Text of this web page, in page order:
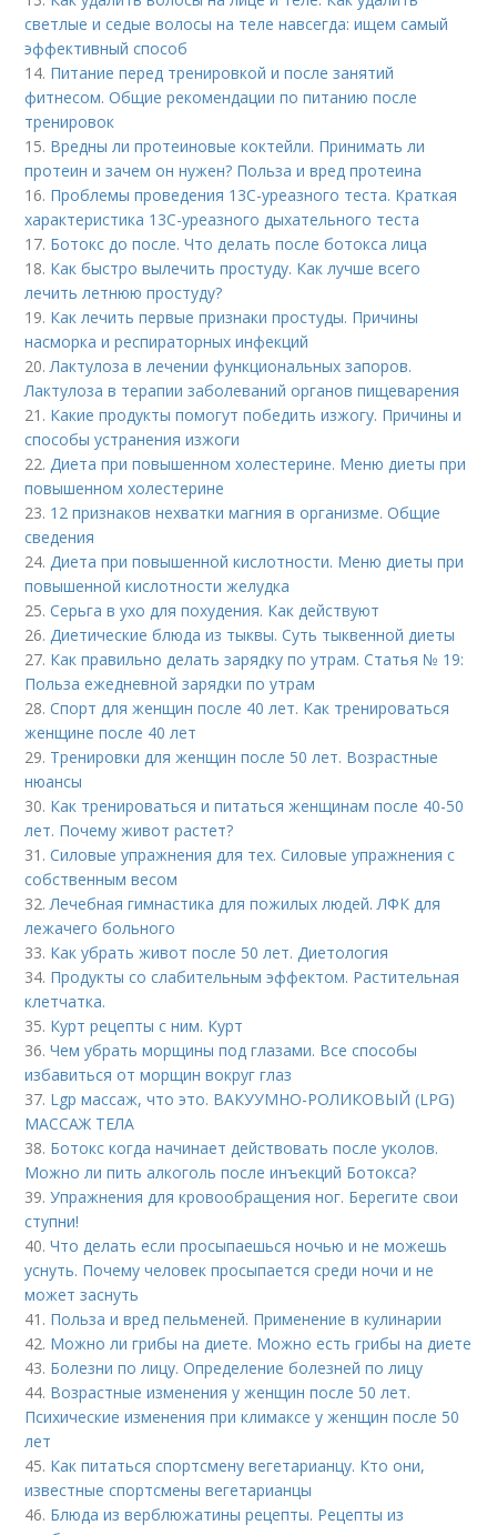
светлые и седые волосы на теле навсегда: ищем самый
эффективный способ
14. Питание перед тренировкой и после занятий
фитнесом. Общие рекомендации по питанию после
тренировок
15. Вредны ли протеиновые коктейли. Принимать ли
протеин и зачем он нужен? Польза и вред протеина
16. Проблемы проведения 13С-уреазного теста. Краткая
характеристика 13С-уреазного дыхательного теста
17. Ботокс до после. Что делать после ботокса лица
18. Как быстро вылечить простуду. Как лучше всего
лечить летнюю простуду?
19. Как лечить первые признаки простуды. Причины
насморка и респираторных инфекций
20.Лактулоза в лечении функциональных запоров.
Лактулоза в терапии заболеваний органов пищеварения
21. Какие продукты помогут победить изжогу. Причины и
способы устранения изжоги
22.Диета при повышенном холестерине. Меню диеты при
повышенном холестерине
23. 12 признаков нехватки магния в организме. Общие
сведения
24.Диета при повышенной кислотности. Меню диеты при
повышенной кислотности желудка
25.Серьга в ухо для похудения. Как действуют
26.Диетические блюда из тыквы. Суть тыквенной диеты
27. Как правильно делать зарядку по утрам. Статья № 19:
Польза ежедневной зарядки по утрам
28.Спорт для женщин после 40 лет. Как тренироваться
женщине после 40 лет
29. Тренировки для женщин после 50 лет. Возрастные
нюансы
30. Как тренироваться и питаться женщинам после 40-50
лет. Почему живот растет?
31.Силовые упражнения для тех. Силовые упражнения с
собственным весом
32.Лечебная гимнастика для пожилых людей. ЛФК для
лежачего больного
33. Как убрать живот после 50 лет. Диетология
34. Продукты со слабительным эффектом. Растительная
клетчатка.
35. Курт рецепты с ним. Курт
36.Чем убрать морщины под глазами. Все способы
избавиться от морщин вокруг глаз
37. Lgp массаж, что это. ВАКУУМНО-РОЛИКОВЫЙ (LPG)
МАССАЖ ТЕЛА
38. Ботокс когда начинает действовать после уколов.
Можно ли пить алкоголь после инъекций Ботокса?
39.Упражнения для кровообращения ног. Берегите свои
ступни!
40.Что делать если просыпаешься ночью и не можешь
уснуть. Почему человек просыпается среди ночи и не
может заснуть
41. Польза и вред пельменей. Применение в кулинарии
42. Можно ли грибы на диете. Можно есть грибы на диете
43. Болезни по лицу. Определение болезней по лицу
44. Возрастные изменения у женщин после 50 лет.
Психические изменения при климаксе у женщин после 50
лет
45. Как питаться спортсмену вегетарианцу. Кто они,
известные спортсмены вегетарианцы
46. Блюда из верблюжатины рецепты. Рецепты из